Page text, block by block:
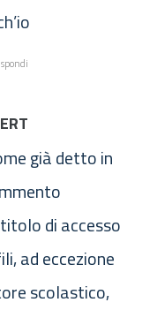
già detto in
di accesso
ad eccezione
scolastico,